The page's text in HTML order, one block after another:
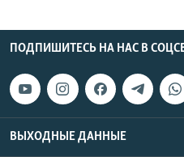
ПОДПИШИТЕСЬ НА НАС В
ВЫХОДНЫЕ ДАННЫЕ